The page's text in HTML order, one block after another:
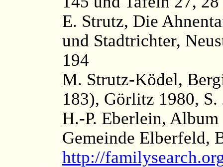
E. Strutz, Die
und Stadtrichter,
194
M. Strutz-Ködel,
183), Görlitz 1980, S.
H.-P. Eberlein,
Gemeinde Elberfeld,
http://